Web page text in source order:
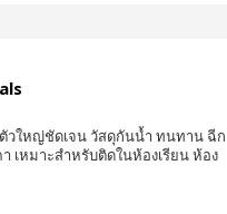
วใหญ่ชัดเจน วัสดุกันน้ำ ทนทาน ฉีก
เหมาะสำหรับติดในห้องเรียน ห้อง